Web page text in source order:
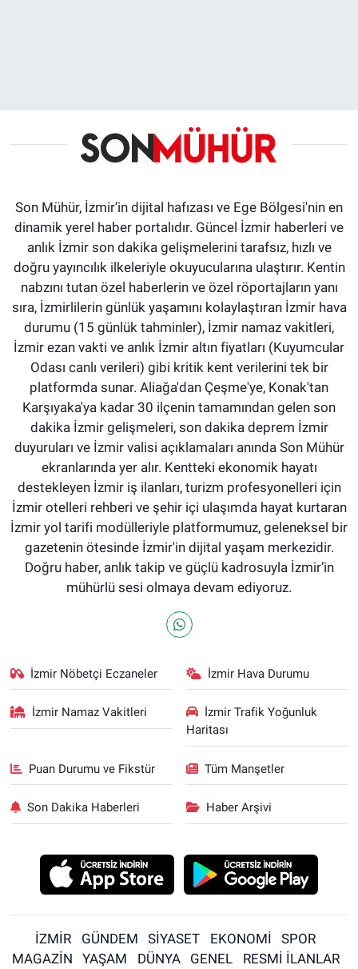
Son Mühür, İzmir’in dijital hafızası ve Ege Bölgesi'nin en
dinamik yerel haber portalıdır. Güncel İzmir haberleri ve
anlık İzmir son dakika gelişmelerini tarafsız, hızlı ve
doğru yayıncılık ilkeleriyle okuyucularına ulaştırır. Kentin
nabzını tutan özel haberlerin ve özel röportajların yanı
sıra, İzmirlilerin günlük yaşamını kolaylaştıran İzmir hava
durumu (15 günlük tahminler), İzmir namaz vakitleri,
İzmir ezan vakti ve anlık İzmir altın fiyatları (Kuyumcular
Odası canlı verileri) gibi kritik kent verilerini tek bir
platformda sunar. Aliağa'dan Çeşme'ye, Konak'tan
Karşıyaka'ya kadar 30 ilçenin tamamından gelen son
dakika İzmir gelişmeleri, son dakika deprem İzmir
duyuruları ve İzmir valisi açıklamaları anında Son Mühür
ekranlarında yer alır. Kentteki ekonomik hayatı
destekleyen İzmir iş ilanları, turizm profesyonelleri için
İzmir otelleri rehberi ve şehir içi ulaşımda hayat kurtaran
İzmir yol tarifi modülleriyle platformumuz, geleneksel bir
gazetenin ötesinde İzmir'in dijital yaşam merkezidir.
Doğru haber, anlık takip ve güçlü kadrosuyla İzmir’in
mühürlü sesi olmaya devam ediyoruz.
İzmir Nöbetçi Eczaneler İzmir Hava Durumu
İzmir Namaz Vakitleri
İzmir Trafik Yoğunluk
Haritası
Puan Durumu ve Fikstür Tüm Manşetler
Son Dakika Haberleri Haber Arşivi
İZMİR GÜNDEM SİYASET EKONOMİ
SPOR
MAGAZİN
YAŞAM DÜNYA GENEL RESMİ İLANLAR